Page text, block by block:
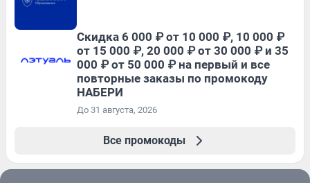
Скидка 6 000 ₽ от 10 000 ₽, 10 000 ₽
от 15 000 ₽, 20 000 ₽ от 30 000 ₽ и 35
000 ₽ от 50 000 ₽ на первый и все
повторные заказы по промокоду
НАБЕРИ
До 31 августа, 2026
Все промокоды